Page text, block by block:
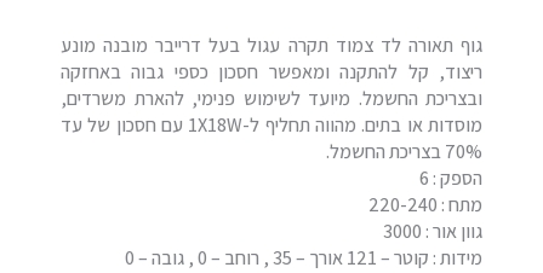
גוף תאורה לד צמוד תקרה עגול בעל דרייבר מובנה מונע
ריצוד, קל להתקנה ומאפשר חסכון כספי גבוה באחזקה
ובצריכת החשמל. מיועד לשימוש פנימי, להארת משרדים,
מוסדות או בתים. מהווה תחליף ל-1X18W עם חסכון של עד
70% בצריכת החשמל.
הספק : 6
מתח : 220-240
גוון אור : 3000
מידות : קוטר – 121 אורך – 35 , רוחב – 0 , גובה – 0